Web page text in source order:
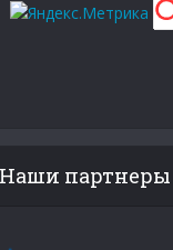
Наши партнеры